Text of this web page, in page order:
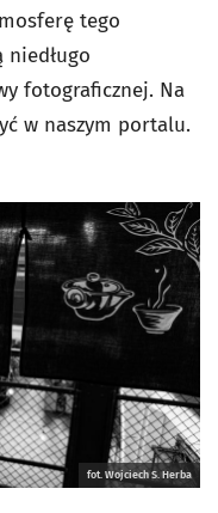
tego
niedługo
fotograficznej. Na
w naszym portalu.
fot. Wojciech S. Herba